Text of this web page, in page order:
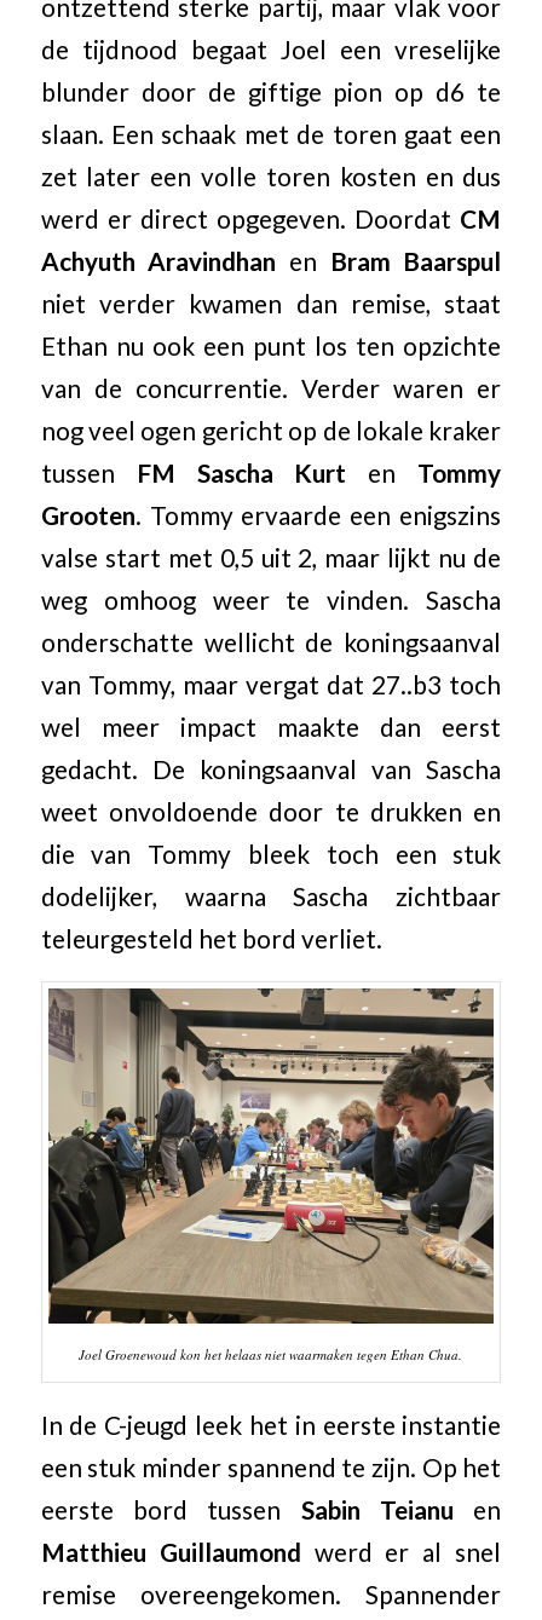
ontzettend sterke partij, maar vlak voor
de tijdnood begaat Joel een vreselijke
blunder door de giftige pion op d6 te
slaan. Een schaak met de toren gaat een
zet later een volle toren kosten en dus
werd er direct opgegeven. Doordat CM
Achyuth Aravindhan en Bram Baarspul
niet verder kwamen dan remise, staat
Ethan nu ook een punt los ten opzichte
van de concurrentie. Verder waren er
nog veel ogen gericht op de lokale kraker
tussen
FM Sascha Kurt en Tommy
Grooten. Tommy ervaarde een enigszins
valse start met 0,5 uit 2, maar lijkt nu de
weg omhoog weer te vinden. Sascha
onderschatte wellicht de koningsaanval
van Tommy, maar vergat dat 27..b3 toch
wel meer impact maakte dan eerst
gedacht. De koningsaanval van Sascha
weet onvoldoende door te drukken en
die van Tommy bleek toch een stuk
dodelijker, waarna Sascha zichtbaar
teleurgesteld het bord verliet.
Joel Groenewoud kon het helaas niet waarmaken tegen Ethan Chua.
In de C-jeugd leek het in eerste instantie
een stuk minder spannend te zijn. Op het
eerste bord tussen Sabin Teianu en
Matthieu Guillaumond werd er al snel
remise overeengekomen. Spannender